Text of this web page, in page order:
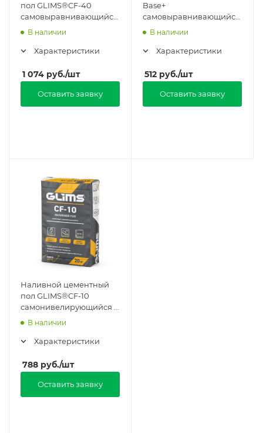
пол GLIMS®CF-40
самовыравнивающийся
в Москве
В наличии
Характеристики
1 074 руб./шт
Оставить заявку
Base+
самовыравнивающийся
в Москве
В наличии
Характеристики
512 руб./шт
Оставить заявку
Наливной цементный
пол GLIMS®CF-10
самонивелирующийся в
Москве
В наличии
Характеристики
788 руб./шт
Оставить заявку